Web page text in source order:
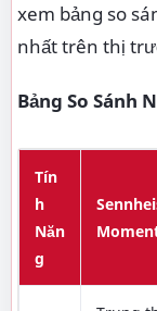
xem bảng so
nhất trên thị
Bảng So Sánh
Tín
h
Năn
g